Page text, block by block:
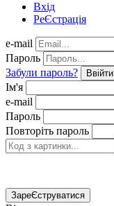
Вхід
РеЄстрація
e-mail
Пароль
Забули пароль?
Ввійти
Ім'я
e-mail
Пароль
Повторіть пароль
ЗареЄструватися